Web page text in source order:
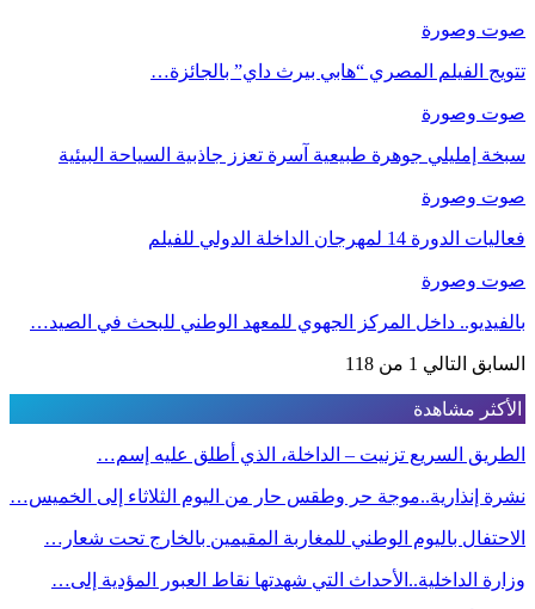
صوت وصورة
تتويج الفيلم المصري “هابي بيرث داي” بالجائزة…
صوت وصورة
سبخة إمليلي جوهرة طبيعية آسرة تعزز جاذبية السياحة البيئية
صوت وصورة
فعاليات الدورة 14 لمهرجان الداخلة الدولي للفيلم
صوت وصورة
بالفيديو.. داخل المركز الجهوي للمعهد الوطني للبحث في الصيد…
السابق التالي 1 من 118
الأكثر مشاهدة
الطريق السريع تزنيت – الداخلة، الذي أطلق عليه إسم…
نشرة إنذارية..موجة حر وطقس حار من اليوم الثلاثاء إلى الخميس…
الاحتفال باليوم الوطني للمغاربة المقيمين بالخارج تحت شعار…
وزارة الداخلية..الأحداث التي شهدتها نقاط العبور المؤدية إلى…